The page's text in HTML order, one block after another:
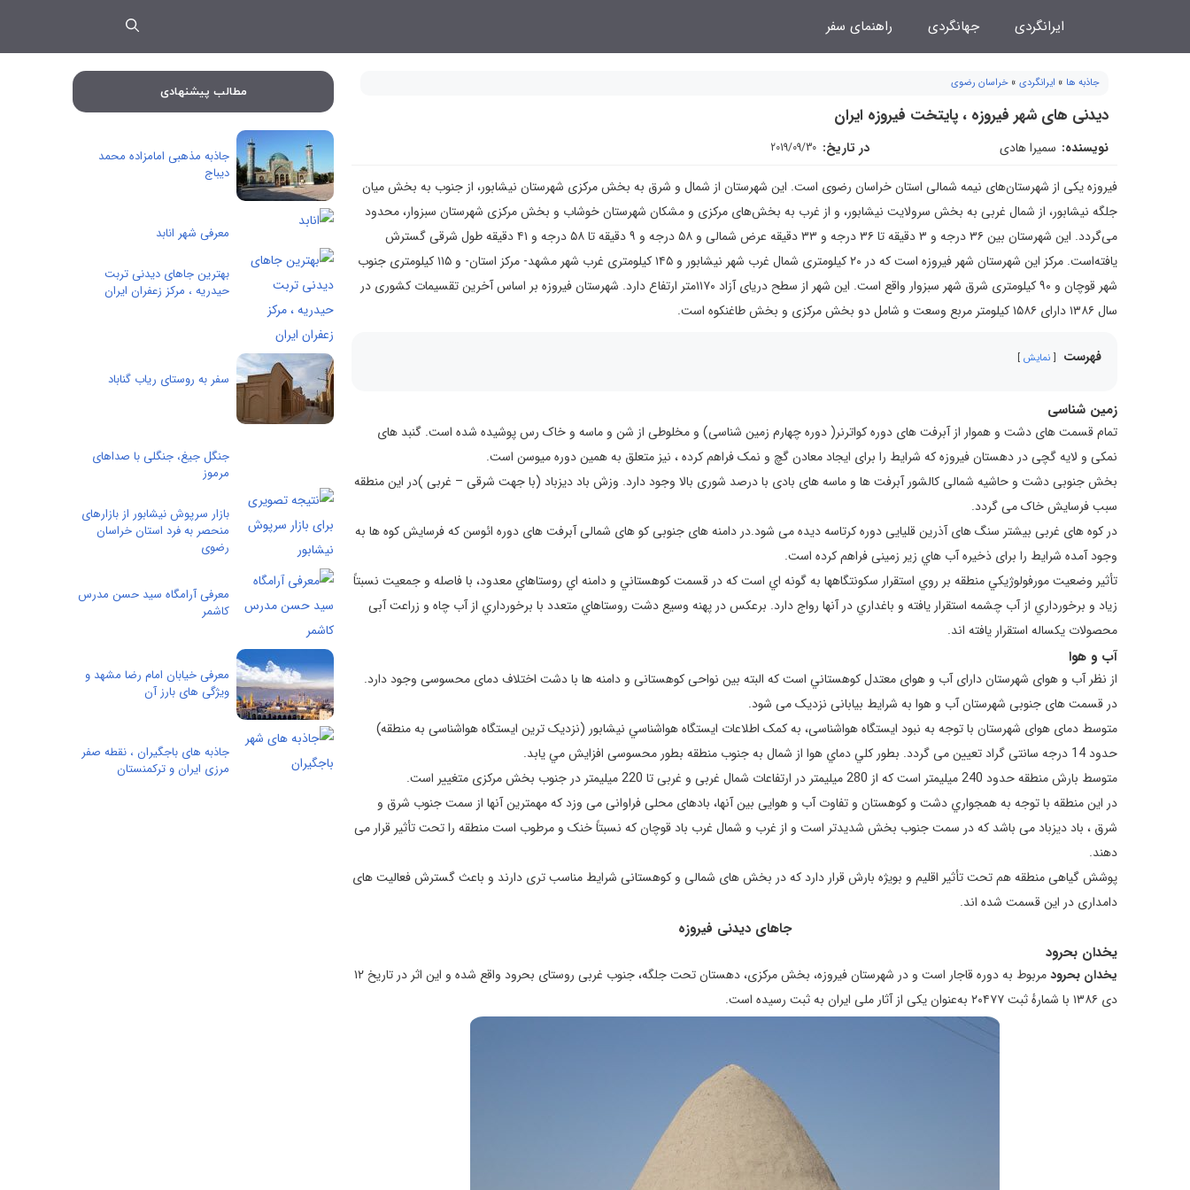
ایرانگردی جهانگردی راهنمای سفر
جاذبه ها » ایرانگردی » خراسان رضوی
دیدنی های شهر فیروزه ، پایتخت فیروزه ایران
نویسنده: سمیرا هادی در تاریخ: 2019/09/30
فیروزه یکی از شهرستان‌های نیمه شمالی استان خراسان رضوی است. این شهرستان از شمال و شرق به بخش مرکزی شهرستان نیشابور، از جنوب به بخش میان
جلگه نیشابور، از شمال غربی به بخش سرولایت نیشابور، و از غرب به بخش‌های مرکزی و مشکان شهرستان خوشاب و بخش مرکزی شهرستان سبزوار، محدود
می‌گردد. این شهرستان بین ۳۶ درجه و ۳ دقیقه تا ۳۶ درجه و ۳۳ دقیقه عرض شمالی و ۵۸ درجه و ۹ دقیقه تا ۵۸ درجه و ۴۱ دقیقه طول شرقی گسترش
یافته‌است. مرکز این شهرستان شهر فیروزه است که در ۲۰ کیلومتری شمال غرب شهر نیشابور و ۱۴۵ کیلومتری غرب شهر مشهد- مرکز استان- و ۱۱۵ کیلومتری جنوب
شهر قوچان و ۹۰ کیلومتری شرق شهر سبزوار واقع است. این شهر از سطح دریای آزاد ۱۱۷۰متر ارتفاع دارد. شهرستان فیروزه بر اساس آخرین تقسیمات کشوری در
سال ۱۳۸۶ دارای ۱۵۸۶ کیلومتر مربع وسعت و شامل دو بخش مرکزی و بخش طاغنکوه است.
فهرست نمایش
زمین شناسی
تمام قسمت های دشت و هموار از آبرفت های دوره کواترنر( دوره چهارم زمین شناسی) و مخلوطی از شن و ماسه و خاک رس پوشیده شده است. گنبد های
نمکی و لایه گچی در دهستان فیروزه که شرایط را برای ایجاد معادن گچ و نمک فراهم کرده ، نیز متعلق به همین دوره میوسن است.
بخش جنوبی دشت و حاشیه شمالی کالشور آبرفت ها و ماسه های بادی با درصد شوری بالا وجود دارد. وزش باد دیزباد (با جهت شرقی – غربی )در این منطقه
سبب فرسایش خاک می گردد.
در کوه های غربی بیشتر سنگ های آذرین قلیایی دوره کرتاسه دیده می شود.در دامنه های جنوبی کو های شمالی آبرفت های دوره ائوسن که فرسایش کوه ها به
وجود آمده شرایط را برای ذخیره آب هاي زیر زمینی فراهم کرده است.
تأثير وضعيت مورفولوژيکي منطقه بر روي استقرار سکونتگاهها به گونه اي است که در قسمت کوهستاني و دامنه اي روستاهاي معدود، با فاصله و جمعيت نسبتاً
زياد و برخورداري از آب چشمه استقرار يافته و باغداري در آنها رواج دارد. برعکس در پهنه وسيع دشت روستاهاي متعدد با برخورداري از آب چاه و زراعت آبی
محصولات يکساله استقرار يافته اند.
آب و هوا
از نظر آب و هوای شهرستان دارای آب و هوای معتدل کوهستاني است که البته بین نواحی کوهستانی و دامنه ها با دشت اختلاف دمای محسوسی وجود دارد.
در قسمت های جنوبی شهرستان آب و هوا به شرایط بیابانی نزدیک می شود.
متوسط دمای هوای شهرستان با توجه به نبود ایستگاه هواشناسی، به کمک اطلاعات ايستگاه هواشناسي نیشابور (نزدیک ترین ایستگاه هواشناسی به منطقه)
حدود 14 درجه سانتی گراد تعیین می گردد. بطور کلي دماي هوا از شمال به جنوب منطقه بطور محسوسی افزايش مي يابد.
متوسط بارش منطقه حدود 240 ميليمتر است که از 280 ميليمتر در ارتفاعات شمال غربی و غربی تا 220 ميليمتر در جنوب بخش مرکزی متغيير است.
در اين منطقه با توجه به همجواري دشت و کوهستان و تفاوت آب و هوايی بين آنها، بادهای محلی فراوانی می وزد که مهمترين آنها از سمت جنوب شرق و
شرق ، باد ديزباد می باشد که در سمت جنوب بخش شديدتر است و از غرب و شمال غرب باد قوچان که نسبتاً خنک و مرطوب است منطقه را تحت تأثير قرار می
دهند.
پوشش گياهی منطقه هم تحت تأثير اقليم و بويژه بارش قرار دارد که در بخش های شمالی و کوهستانی شرايط مناسب تری دارند و باعث گسترش فعاليت های
دامداری در اين قسمت شده اند.
جاهای دیدنی فیروزه
یخدان بحرود
یخدان بحرود
مربوط به دوره قاجار است و در شهرستان فیروزه، بخش مرکزی، دهستان تحت جلگه، جنوب غربی روستای بحرود واقع شده و این اثر در تاریخ ۱۲
دی ۱۳۸۶ با شمارهٔ ثبت ۲۰۴۷۷ به‌عنوان یکی از آثار ملی ایران به ثبت رسیده است.
مطالب پیشنهادی
جاذبه مذهبی امامزاده محمد
دیباج
معرفی شهر انابد
بهترین جاهای دیدنی تربت
حیدریه ، مرکز زعفران ایران
سفر به روستای ریاب گناباد
جنگل جیغ، جنگلی با صداهای
مرموز
بازار سرپوش نیشابور از بازارهای
منحصر به‌ فرد استان خراسان
رضوی
معرفی آرامگاه سید حسن مدرس
کاشمر
معرفی خیابان امام رضا مشهد و
ویژگی های بارز آن
جاذبه های باجگیران ، نقطه صفر
مرزی ایران و ترکمنستان